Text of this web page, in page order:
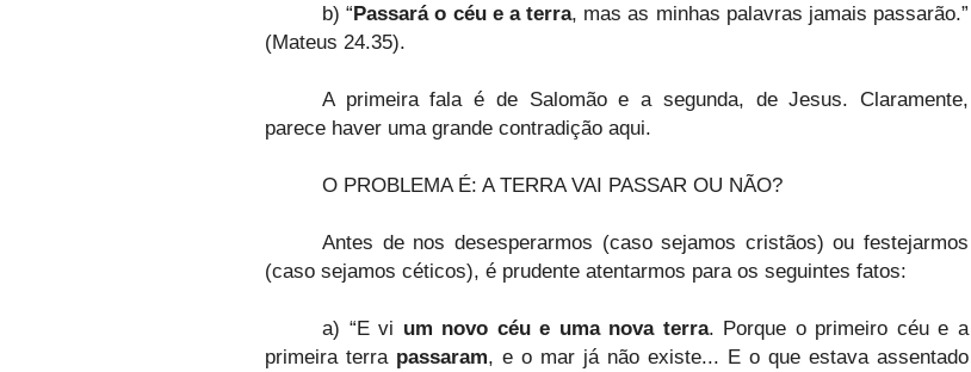
b) “Passará o céu e a terra, mas as minhas palavras jamais passarão.”
(Mateus 24.35).
A primeira fala é de Salomão e a segunda, de Jesus. Claramente,
parece haver uma grande contradição aqui.
O PROBLEMA É: A TERRA VAI PASSAR OU NÃO?
Antes de nos desesperarmos (caso sejamos cristãos) ou festejarmos
(caso sejamos céticos), é prudente atentarmos para os seguintes fatos:
a) “E vi um novo céu e uma nova terra. Porque o primeiro céu e a
primeira terra passaram, e o mar já não existe... E o que estava assentado